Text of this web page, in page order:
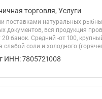
торговля, Услуги
поставками натуральных
документов, вся продукция
20 банок. Средний -от 100,
соли и холодного
ИНН: 7805721008